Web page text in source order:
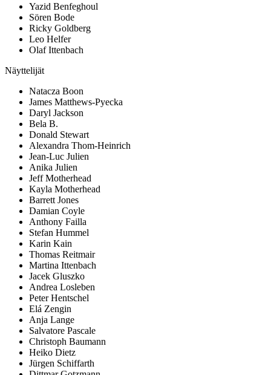
Yazid Benfeghoul
Sören Bode
Ricky Goldberg
Leo Helfer
Olaf Ittenbach
Näyttelijät
Natacza Boon
James Matthews-Pyecka
Daryl Jackson
Bela B.
Donald Stewart
Alexandra Thom-Heinrich
Jean-Luc Julien
Anika Julien
Jeff Motherhead
Kayla Motherhead
Barrett Jones
Damian Coyle
Anthony Failla
Stefan Hummel
Karin Kain
Thomas Reitmair
Martina Ittenbach
Jacek Gluszko
Andrea Losleben
Peter Hentschel
Elá Zengin
Anja Lange
Salvatore Pascale
Christoph Baumann
Heiko Dietz
Jürgen Schiffarth